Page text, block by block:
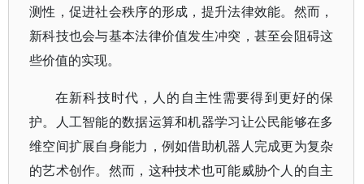
测性，促进社会秩序的形成，提升法律效能。然而，
新科技也会与基本法律价值发生冲突，甚至会阻碍这
些价值的实现。
在新科技时代，人的自主性需要得到更好的保
护。人工智能的数据运算和机器学习让公民能够在多
维空间扩展自身能力，例如借助机器人完成更为复杂
的艺术创作。然而，这种技术也可能威胁个人的自主